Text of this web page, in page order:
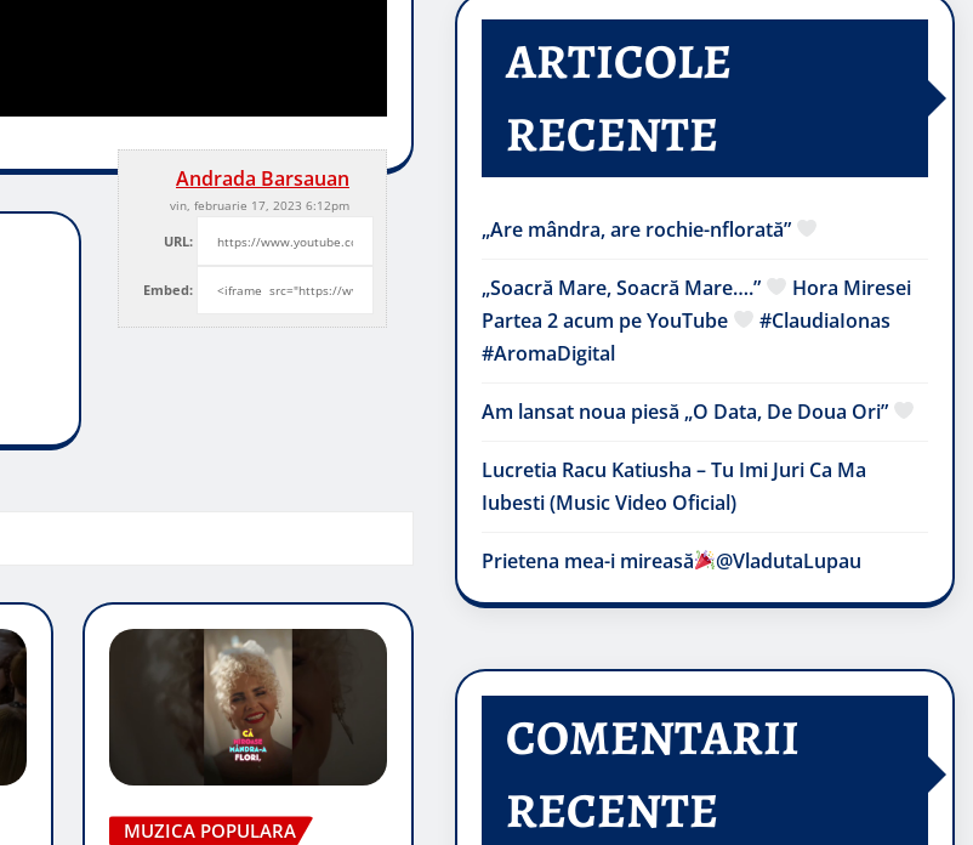
Andrada Barsauan
vin, februarie 17, 2023 6:12pm
URL:
Embed:
MUZICA POPULARA
ARTICOLE
RECENTE
„Are mândra, are rochie-nflorată”
„Soacră Mare, Soacră Mare….”
Hora Miresei
Partea 2 acum pe YouTube
#ClaudiaIonas
#AromaDigital
Am lansat noua piesă „O Data, De Doua Ori”
Lucretia Racu Katiusha – Tu Imi Juri Ca Ma
Iubesti (Music Video Oficial)
Prietena mea-i mireasă​ @VladutaLupau
COMENTARII
RECENTE